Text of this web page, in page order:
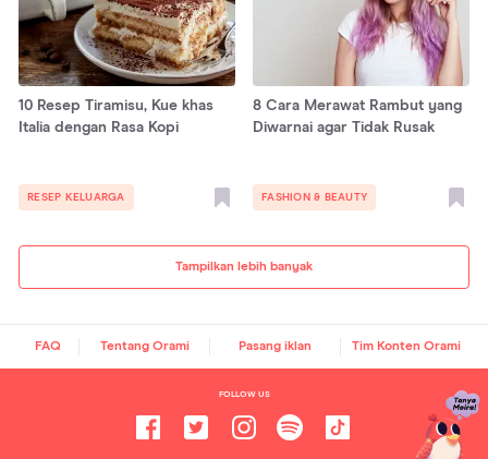
Tampilkan lebih banyak
10 Resep Tiramisu, Kue khas
Italia dengan Rasa Kopi
RESEP KELUARGA
8 Cara Merawat Rambut yang
Diwarnai agar Tidak Rusak
FASHION & BEAUTY
FAQ Tentang Orami Pasang iklan Tim Konten Orami
FOLLOW US